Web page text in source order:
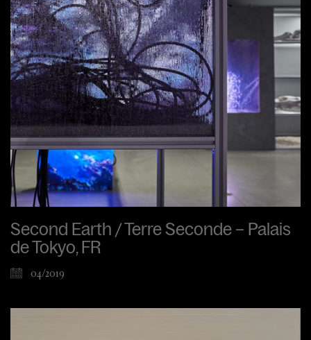
Second Earth / Terre Seconde – Palais
de Tokyo, FR
04/2019